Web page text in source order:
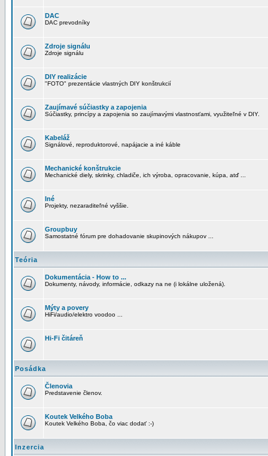
DAC
DAC prevodníky
Zdroje signálu
Zdroje signálu
DIY realizácie
"FOTO" prezentácie vlastných DIY konštrukcií
Zaujímavé súčiastky a zapojenia
Súčiastky, princípy a zapojenia so zaujímavými vlastnosťami, využiteľné v DIY.
Kabeláž
Signálové, reproduktorové, napájacie a iné káble
Mechanické konštrukcie
Mechanické diely, skrinky, chladiče, ich výroba, opracovanie, kúpa, atď ...
Iné
Projekty, nezaraditeľné vyššie.
Groupbuy
Samostatné fórum pre dohadovanie skupinových nákupov ...
Teória
Dokumentácia - How to ...
Dokumenty, návody, informácie, odkazy na ne (i lokálne uložená).
Mýty a povery
HiFi/audio/elektro voodoo ...
Hi-Fi čitáreň
Posádka
Členovia
Predstavenie členov.
Koutek Velkého Boba
Koutek Velkého Boba, čo viac dodať :-)
Inzercia